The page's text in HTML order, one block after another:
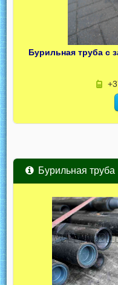
Бурильная труба с
Бурильная труба